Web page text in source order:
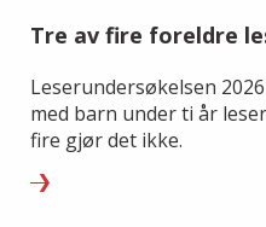
Tre av fire foreldre
Leserundersøkelsen
med barn under ti år
fire gjør det ikke.